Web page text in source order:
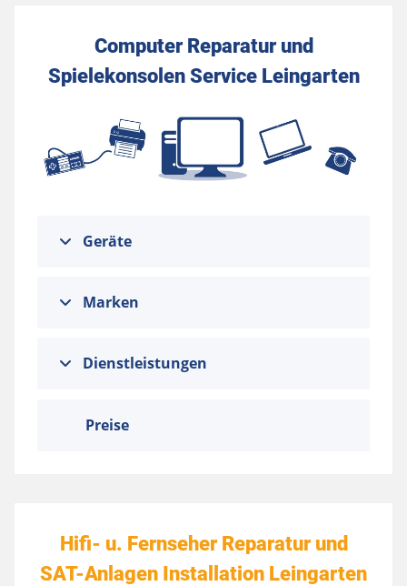
Computer Reparatur und
Spielekonsolen Service Leingarten
Geräte
Marken
Dienstleistungen
Preise
Hifi- u. Fernseher Reparatur und
SAT-Anlagen Installation Leingarten